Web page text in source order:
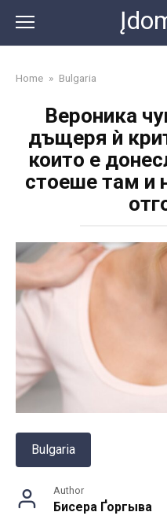
content
Home » Bulgaria
Вероника
дъщеря ѝ
които е
стоеше там и
Bulgaria
Author
Бисера Ґоргыва